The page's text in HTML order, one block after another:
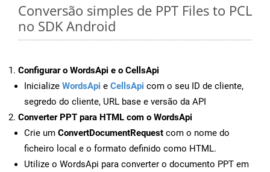
Conversão simples de PPT Files to PCL
no SDK Android
Configurar o WordsApi e o CellsApi
Inicialize WordsApi e CellsApi com o seu ID de cliente,
segredo do cliente, URL base e versão da API
Converter PPT para HTML com o WordsApi
Crie um ConvertDocumentRequest com o nome do
ficheiro local e o formato definido como HTML.
Utilize o WordsApi para converter o documento PPT em